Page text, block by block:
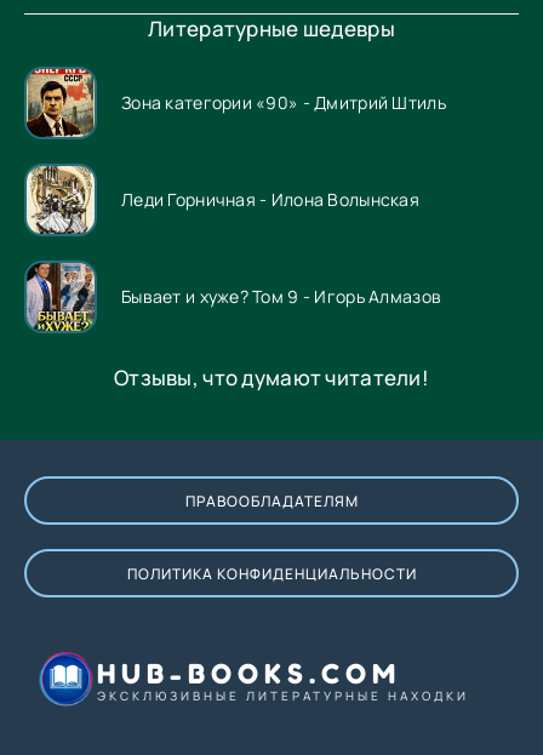
Литературные шедевры
Зона категории «90» - Дмитрий Штиль
Леди Горничная - Илона Волынская
Бывает и хуже? Том 9 - Игорь Алмазов
Отзывы, что думают читатели!
ПРАВООБЛАДАТЕЛЯМ
ПОЛИТИКА КОНФИДЕНЦИАЛЬНОСТИ
HUB-BOOKS.COM
ЭКСКЛЮЗИВНЫЕ ЛИТЕРАТУРНЫЕ НАХОДКИ